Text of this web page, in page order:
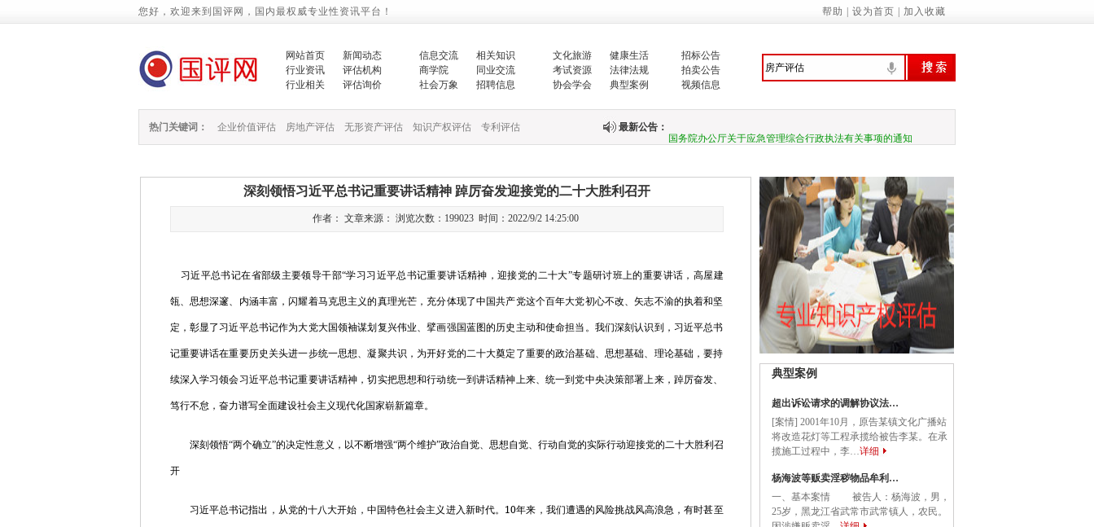
您好，欢迎来到国评网，国内最权威专业性资讯平台！ 帮助 设为首页 加入收藏
网站首页
新闻动态
行业资讯
评估机构
行业相关
评估询价
信息交流
相关知识
商学院
同业交流
社会万象
招聘信息
文化旅游
健康生活
考试资源
法律法规
协会学会
典型案例
招标公告
拍卖公告
视频信息
热门关键词： 企业价值评估 房地产评估 无形资产评估 知识产权评估 专利评估 最新公告：
关于印发《国家基本公共服务标准（2023年版）》的通知
关于完善政府诚信履约机制优化民营经济发展环境的通知
财政部新疆监管局：“三坚持”做深做实地方财政运行分…
《中共中央 国务院关于促进民营经济发展壮大的意见》
国家发展改革委等部门关于做好2023年降成本重点工作
的…
关于公开遴选《建设项目经济评价方法与参数（修订建
关于开展2023年全国节能宣传周和全国低碳日活动的通知
关于印发《中央党政机关和事业单位所属企业国有资本
国家发展改革委组织召开支持贵州在新时代西部大开发
深刻领悟习近平总书记重要讲话精神 踔厉奋发迎接党的二十大胜利召开
作者： 文章来源： 浏览次数：199023 时间：2022/9/2 14:25:00
习近平总书记在省部级主要领导干部“学习习近平总书记重要讲话精神，迎接党的二十大”专题研讨班上的重要讲话，高屋建
瓴、思想深邃、内涵丰富，闪耀着马克思主义的真理光芒，充分体现了中国共产党这个百年大党初心不改、矢志不渝的执着和坚
定，彰显了习近平总书记作为大党大国领袖谋划复兴伟业、擘画强国蓝图的历史主动和使命担当。我们深刻认识到，习近平总书
记重要讲话在重要历史关头进一步统一思想、凝聚共识，为开好党的二十大奠定了重要的政治基础、思想基础、理论基础，要持
续深入学习领会习近平总书记重要讲话精神，切实把思想和行动统一到讲话精神上来、统一到党中央决策部署上来，踔厉奋发、
笃行不怠，奋力谱写全面建设社会主义现代化国家崭新篇章。
深刻领悟“两个确立”的决定性意义，以不断增强“两个维护”政治自觉、思想自觉、行动自觉的实际行动迎接党的二十大胜利召
开
习近平总书记指出，从党的十八大开始，中国特色社会主义进入新时代。 10年来，我们遭遇的风险挑战风高浪急，有时甚至
典型案例
超出诉讼请求的调解协议法…
[案情] 2001年10月，原告某镇文化广播站
将改造花灯等工程承揽给被告李某。在承
揽施工过程中，李…详细
杨海波等贩卖淫秽物品牟利…
一、基本案情 被告人：杨海波，男，
25岁，黑龙江省武常市武常镇人，农民。